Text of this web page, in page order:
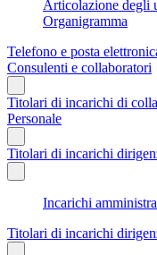
Articolazione degli
Organigramma
Telefono e posta
Consulenti e collaboratori
Titolari di incarichi di
Personale
Titolari di incarichi
Incarichi
Titolari di incarichi